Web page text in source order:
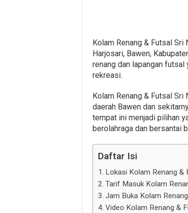
Kolam Renang & Futsal
Harjosari, Bawen,
renang dan lapangan futsal
rekreasi.
Kolam Renang & Futsal
daerah Bawen dan
tempat ini menjadi pilihan
berolahraga dan bersantai
Daftar Isi
Lokasi Kolam Renang &
Tarif Masuk Kolam
Jam Buka Kolam
Video Kolam Renang &